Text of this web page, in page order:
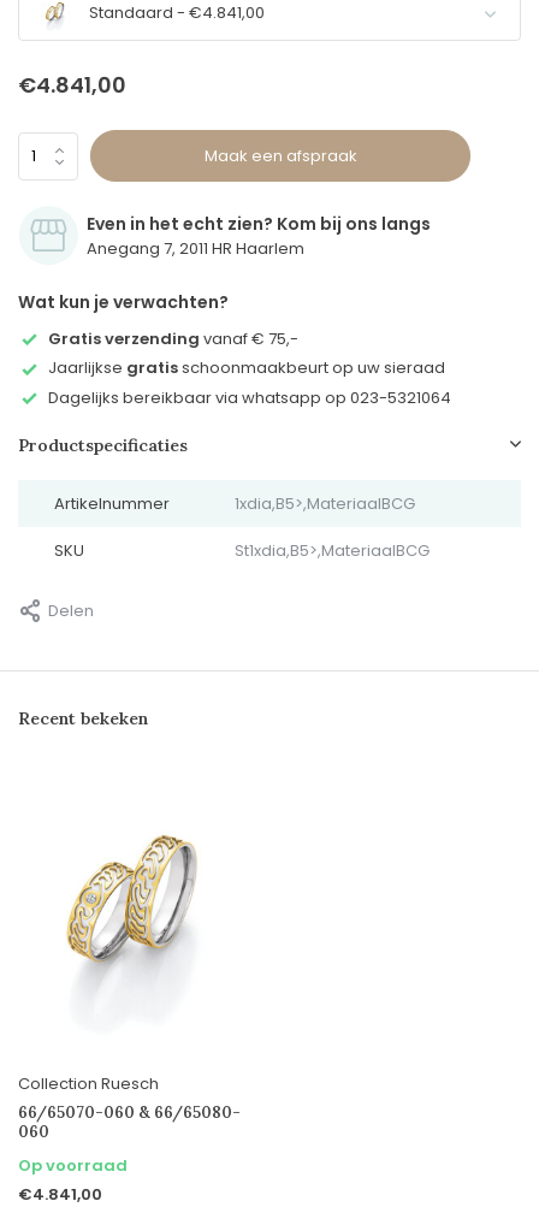
Standaard - €4.841,00
€4.841,00
Maak een afspraak
Even in het echt zien? Kom bij ons langs
Anegang 7, 2011 HR Haarlem
Wat kun je verwachten?
Gratis verzending vanaf € 75,-
Jaarlijkse gratisschoonmaakbeurt op uw sieraad
Dagelijks bereikbaar via whatsapp op 023-5321064
Productspecificaties
Artikelnummer 1xdia,B5>,MateriaalBCG
SKU St1xdia,B5>,MateriaalBCG
Delen
Recent bekeken
Collection Ruesch
66/65070-060 & 66/65080-
060
Op voorraad
€4.841,00